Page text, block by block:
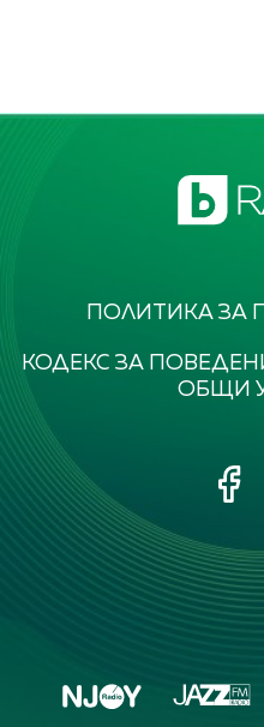
ПОЛИТИКА ЗА
КОДЕКС ЗА
ОБЩИ